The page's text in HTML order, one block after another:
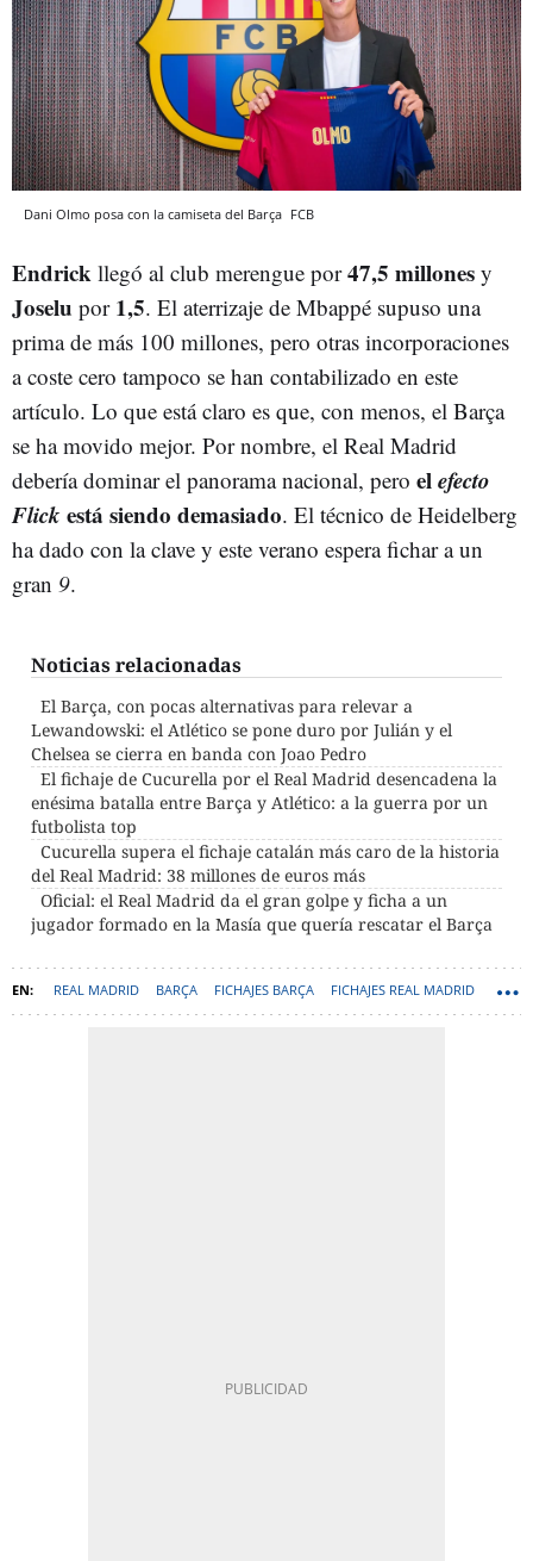
Dani Olmo posa con la camiseta del Barça FCB
Endrick llegó al club merengue por47,5 millones y
Joselu por 1,5. El aterrizaje de Mbappé supuso una
prima de más 100 millones, pero otras incorporaciones
a coste cero tampoco se han contabilizado en este
artículo. Lo que está claro es que, con menos, el Barça
se ha movido mejor. Por nombre, el Real Madrid
debería dominar el panorama nacional, pero elefecto
Flick está siendo demasiado. El técnico de Heidelberg
ha dado con la clave y este verano espera fichar a un
gran 9.
Noticias relacionadas
El Barça, con pocas alternativas para relevar a
Lewandowski: el Atlético se pone duro por Julián y el
Chelsea se cierra en banda con Joao Pedro
El fichaje de Cucurella por el Real Madrid desencadena la
enésima batalla entre Barça y Atlético: a la guerra por un
futbolista top
Cucurella supera el fichaje catalán más caro de la historia
del Real Madrid: 38 millones de euros más
Oficial: el Real Madrid da el gran golpe y ficha a un
jugador formado en la Masía que quería rescatar el Barça
REAL MADRID BARÇA FICHAJES BARÇA FICHAJES REAL MADRID